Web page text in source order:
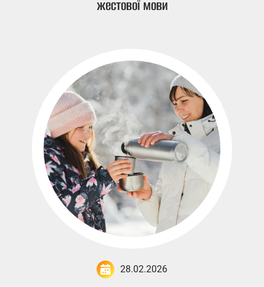
жестової мови
28.02.2026